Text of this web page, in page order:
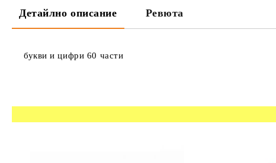
Детайлно описание Ревюта
букви и цифри 60 части